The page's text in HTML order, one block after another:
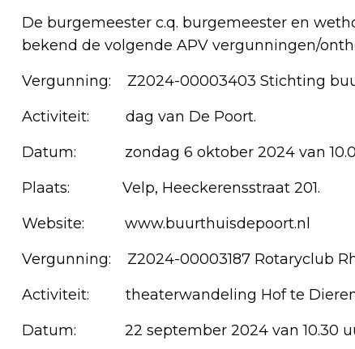
De burgemeester c.q. burgemeester en
bekend de volgende APV vergunningen/
Vergunning: Z2024-00003403 Stichting
Activiteit: dag van De Poort.
Datum: zondag 6 oktober 2024 van
Plaats: Velp, Heeckerensstraat 201.
Website: www.buurthuisdepoort.nl
Vergunning: Z2024-00003187 Rotaryclub
Activiteit: theaterwandeling Hof te
Datum: 22 september 2024 van 10.30